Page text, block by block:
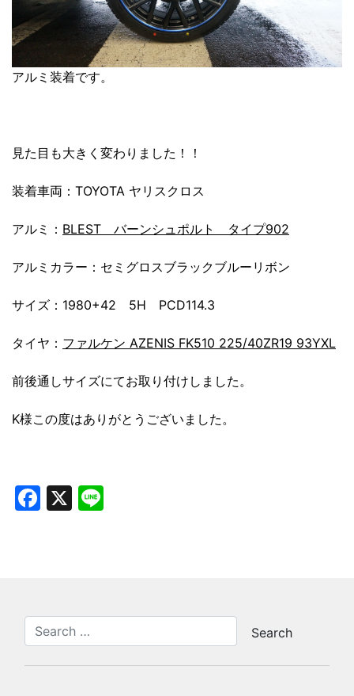
アルミ装着です。
見た目も大きく変わりました！！
装着車両：TOYOTA ヤリスクロス
アルミ： BLEST バーンシュポルト タイプ902
アルミカラー：セミグロスブラックブルーリボン
サイズ：1980+42 5H PCD114.3
タイヤ： ファルケン AZENIS FK510 225/40ZR19 93YXL
前後通しサイズにてお取り付けしました。
K様この度はありがとうございました。
Facebook
X